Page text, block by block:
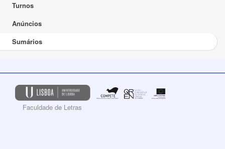
Turnos
Anúncios
Sumários
Faculdade de Letras